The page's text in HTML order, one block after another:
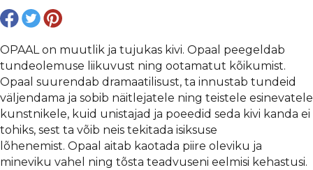
auk
1
tumehall/
lillakas
kogus
OPAAL on muutlik ja tujukas kivi. Opaal peegeldab
tundeolemuse liikuvust ning ootamatut kõikumist.
Opaal suurendab dramaatilisust, ta innustab tundeid
väljendama ja sobib näitlejatele ning teistele esinevatele
kunstnikele, kuid unistajad ja poeedid seda kivi kanda ei
tohiks, sest ta võib neis tekitada isiksuse
lõhenemist. Opaal aitab kaotada piire oleviku ja
mineviku vahel ning tõsta teadvuseni eelmisi kehastusi.